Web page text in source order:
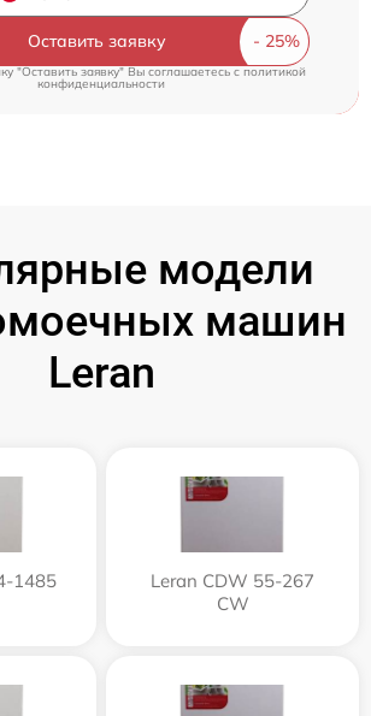
Оставить заявку
"Оставить заявку" Вы соглашаетесь cполитикой
конфиденциальности
модели
машин
Leran
1485
Leran CDW 55-267
CW